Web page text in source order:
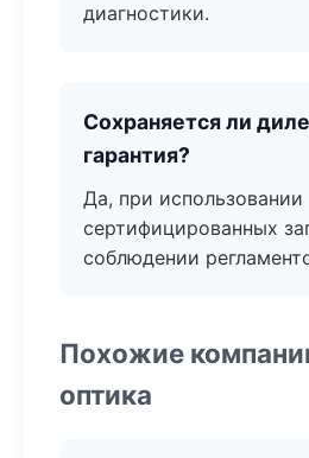
диагностики.
Сохраняется ли
гарантия?
Да, при использовании
сертифицированных
соблюдении
Похожие
оптика